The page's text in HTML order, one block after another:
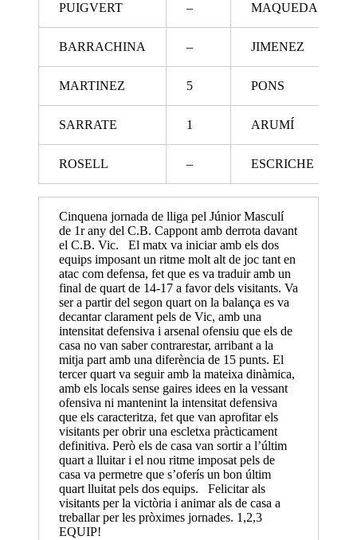
PUIGVERT – MAQUEDA
BARRACHINA – JIMENEZ
MARTINEZ 5 PONS
SARRATE 1 ARUMÍ
ROSELL – ESCRICHE
Cinquena jornada de lliga pel Júnior Masculí
de 1r any del C.B. Cappont amb derrota davant
el C.B. Vic. El matx va iniciar amb els dos
equips imposant un ritme molt alt de joc tant en
atac com defensa, fet que es va traduir amb un
final de quart de 14-17 a favor dels visitants. Va
ser a partir del segon quart on la balança es va
decantar clarament pels de Vic, amb una
intensitat defensiva i arsenal ofensiu que els de
casa no van saber contrarestar, arribant a la
mitja part amb una diferència de 15 punts. El
tercer quart va seguir amb la mateixa dinàmica,
amb els locals sense gaires idees en la vessant
ofensiva ni mantenint la intensitat defensiva
que els caracteritza, fet que van aprofitar els
visitants per obrir una escletxa pràcticament
definitiva. Però els de casa van sortir a l’últim
quart a lluitar i el nou ritme imposat pels de
casa va permetre que s’oferís un bon últim
quart lluitat pels dos equips. Felicitar als
visitants per la victòria i animar als de casa a
treballar per les pròximes jornades. 1,2,3
EQUIP!